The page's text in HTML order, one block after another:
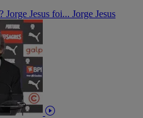
Jesus foi... Jorge Jesus